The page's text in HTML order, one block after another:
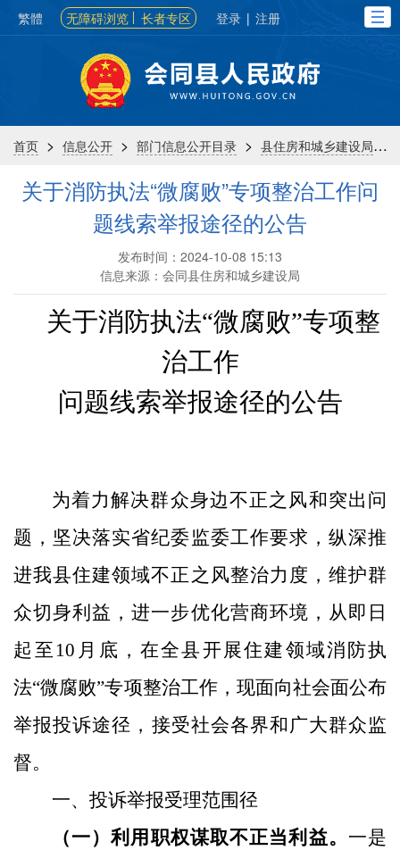
繁體 无障碍浏览 长者专区 登录 | 注册
首页 > 信息公开 > 部门信息公开目录 > 县住房和城乡建设局 >
关于消防执法“微腐败”专项整治工作问
题线索举报途径的公告
发布时间：2024-10-08 15:13
信息来源：会同县住房和城乡建设局
关于消防执法“微腐败”专项整
治工作
问题线索举报途径的公告
为着力解决群众身边不正之风和突出问
题，坚决落实省纪委监委工作要求，纵深推
进我县住建领域不正之风整治力度，维护群
众切身利益，进一步优化营商环境，从即日
起至 10 月 底，在全县开展住建领域消防执
法“微腐败”专项整治工作，现面向社会面公布
举报投诉途径，接受社会各界和广大群众监
督。
一、投诉举报受理范围径
（一）利用职权谋取不正当利益。 一是